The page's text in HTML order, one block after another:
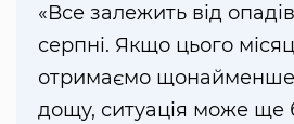
«Все залежить від
серпні. Якщо цього
отримаємо
дощу, ситуація може ще